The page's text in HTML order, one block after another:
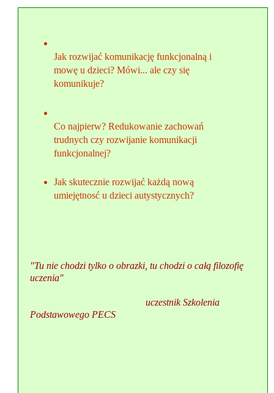
Jak rozwijać komunikację funkcjonalną i
mowę u dzieci? Mówi... ale czy się
komunikuje?
Co najpierw? Redukowanie zachowań
trudnych czy rozwijanie komunikacji
funkcjonalnej?
Jak skutecznie rozwijać każdą nową
umiejętnosć u dzieci autystycznych?
"Tu nie chodzi tylko o obrazki, tu chodzi o całą filozofię
uczenia"
uczestnik Szkolenia
Podstawowego PECS